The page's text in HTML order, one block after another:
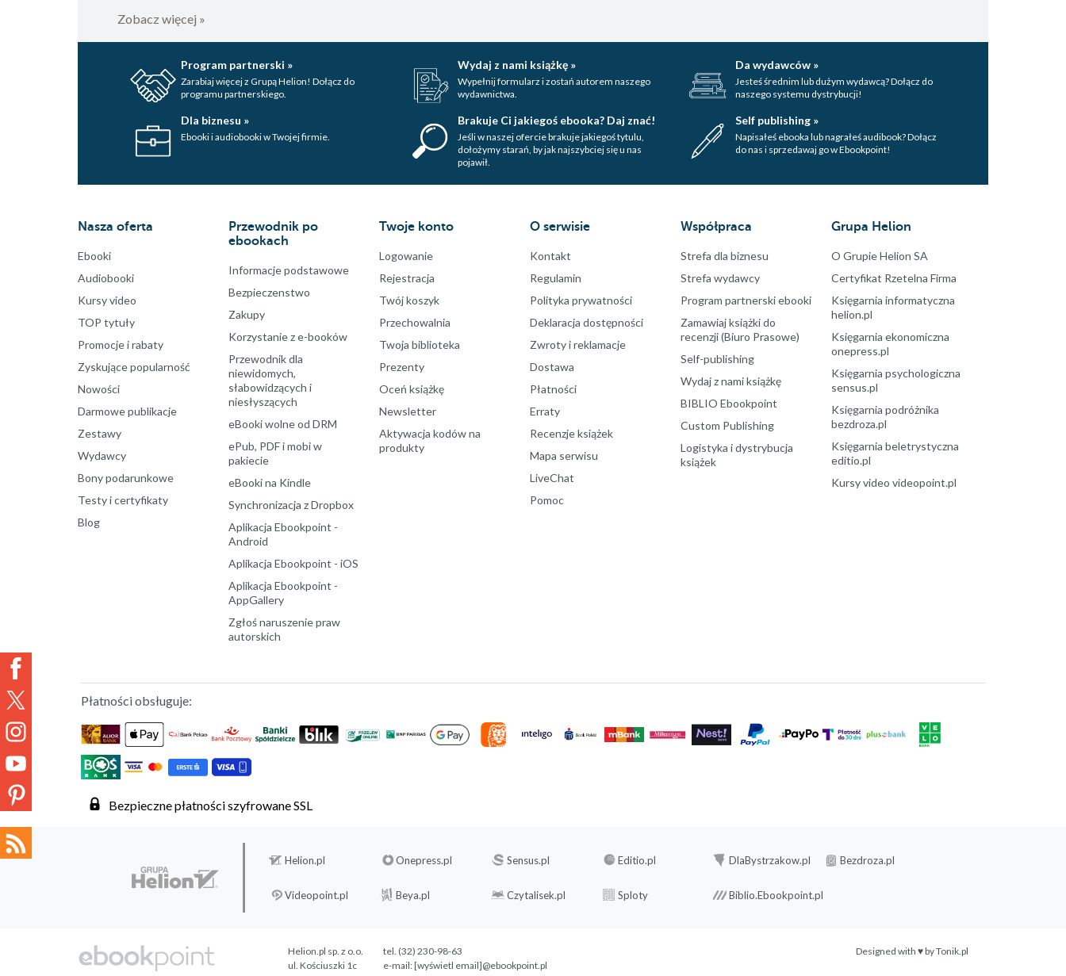
Zobacz więcej »
Program partnerski »
Zarabiaj więcej z Grupą Helion! Dołącz do
programu partnerskiego.
Wydaj z nami książkę »
Wypełnij formularz i zostań autorem naszego
wydawnictwa.
Da wydawców »
Jesteś średnim lub dużym wydawcą? Dołącz do
naszego systemu dystrybucji!
Dla biznesu »
Ebooki i audiobooki w Twojej firmie.
Brakuje Ci jakiegoś ebooka? Daj znać!
Jeśli w naszej ofercie brakuje jakiegoś tytulu,
dołożymy starań, by jak najszybciej się u nas
pojawił.
Self publishing »
Napisałeś ebooka lub nagrałeś audibook? Dołącz
do nas i sprzedawaj go w Ebookpoint!
Nasza oferta
Ebooki
Audiobooki
Kursy video
TOP tytuły
Promocje i rabaty
Zyskujące popularność
Nowości
Darmowe publikacje
Zestawy
Wydawcy
Bony podarunkowe
Testy i certyfikaty
Blog
Przewodnik po
ebookach
Informacje podstawowe
Bezpieczenstwo
Zakupy
Korzystanie z e-booków
Przewodnik dla
niewidomych,
słabowidzących i
niesłyszących
eBooki wolne od DRM
ePub, PDF i mobi w
pakiecie
eBooki na Kindle
Synchronizacja z Dropbox
Aplikacja Ebookpoint -
Android
Aplikacja Ebookpoint - iOS
Aplikacja Ebookpoint -
AppGallery
Zgłoś naruszenie praw
autorskich
Twoje konto
Logowanie
Rejestracja
Twój koszyk
Przechowalnia
Twoja biblioteka
Prezenty
Oceń książkę
Newsletter
Aktywacja kodów na
produkty
O serwisie
Kontakt
Regulamin
Polityka prywatności
Deklaracja dostępności
Zwroty i reklamacje
Dostawa
Płatności
Erraty
Recenzje książek
Mapa serwisu
LiveChat
Pomoc
Współpraca
Strefa dla biznesu
Strefa wydawcy
Program partnerski ebooki
Zamawiaj książki do
recenzji (Biuro Prasowe)
Self-publishing
Wydaj z nami książkę
BIBLIO Ebookpoint
Custom Publishing
Logistyka i dystrybucja
książek
Grupa Helion
O Grupie Helion SA
Certyfikat Rzetelna Firma
Księgarnia informatyczna
helion.pl
Księgarnia ekonomiczna
onepress.pl
Księgarnia psychologiczna
sensus.pl
Księgarnia podróżnika
bezdroza.pl
Księgarnia beletrystyczna
editio.pl
Kursy video videopoint.pl
Płatności obsługuje:
Bezpieczne płatności szyfrowane SSL
Helion.pl Onepress.pl Sensus.pl Editio.pl DlaBystrzakow.pl Bezdroza.pl
Videopoint.pl Beya.pl Czytalisek.pl Sploty Biblio.Ebookpoint.pl
Designed with ♥ byTonik.pl
Helion.pl sp. z o.o.
ul. Kościuszki 1c
tel. (32) 230-98-63
e-mail:[wyświetl email]@ebookpoint.pl